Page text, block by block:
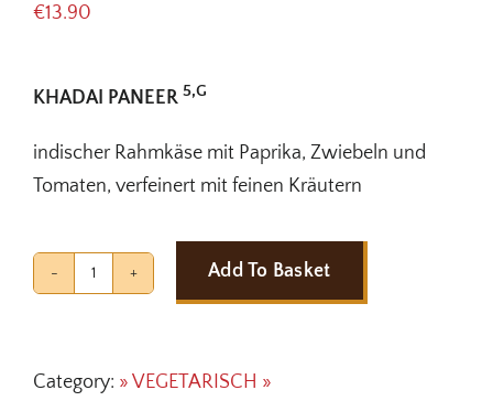
€13.90
KHADAI PANEER 5,G
indischer Rahmkäse mit Paprika, Zwiebeln und
Tomaten, verfeinert mit feinen Kräutern
KHADAI
Add To Basket
Category: » VEGETARISCH »